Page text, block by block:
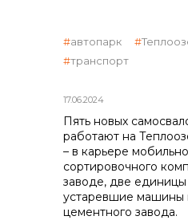
объявленные
реализация
контакты
17.06.2024
автопарк
транспорт
Пять новых
работают на
– в карьере
сортировочного
заводе, две
устаревшие машины
цементного завода.